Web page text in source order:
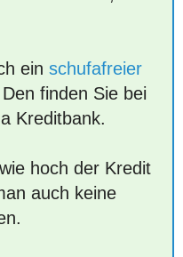
ein schufafreier
finden Sie bei
Kreditbank.
hoch der Kredit
auch keine